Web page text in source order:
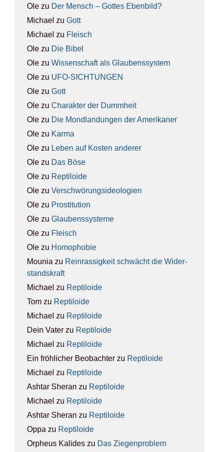
Ole zu Der Mensch – Got­tes Eben­bild?
Michael zu Gott
Michael zu Fleisch
Ole zu Die Bibel
Ole zu Wis­sen­schaft als Glau­bens­sys­tem
Ole zu UFO-SICH­TUN­GEN
Ole zu Gott
Ole zu Cha­rak­ter der Dumm­heit
Ole zu Die Mond­lan­dun­gen der Ame­ri­ka­ner
Ole zu Kar­ma
Ole zu Leben auf Kos­ten ande­rer
Ole zu Das Böse
Ole zu Rep­ti­lo­ide
Ole zu Ver­schwö­rungs­ideo­lo­gien
Ole zu Pro­sti­tu­ti­on
Ole zu Glau­bens­sys­te­me
Ole zu Fleisch
Ole zu Homo­pho­bie
Mounia zu Rein­ras­sig­keit schwächt die Wider­
stands­kraft
Michael zu Rep­ti­lo­ide
Tom zu Rep­ti­lo­ide
Michael zu Rep­ti­lo­ide
Dein Vater zu Rep­ti­lo­ide
Michael zu Rep­ti­lo­ide
Ein fröhlicher Beobachter zu Rep­ti­lo­ide
Michael zu Rep­ti­lo­ide
Ashtar Sheran zu Rep­ti­lo­ide
Michael zu Rep­ti­lo­ide
Ashtar Sheran zu Rep­ti­lo­ide
Oppa zu Rep­ti­lo­ide
Orpheus Kalides zu Das Zie­gen­pro­blem